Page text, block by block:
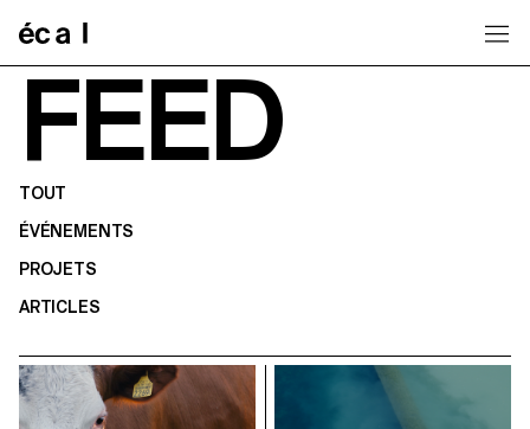
FEED
TOUT
ÉVÉNEMENTS
PROJETS
ARTICLES